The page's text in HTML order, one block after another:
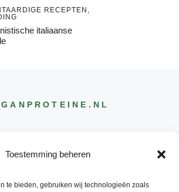
Toestemming beheren
te bieden, gebruiken wij technologieën zoals
RECEPTEN ,
italiaanse
.NL
CONTACT